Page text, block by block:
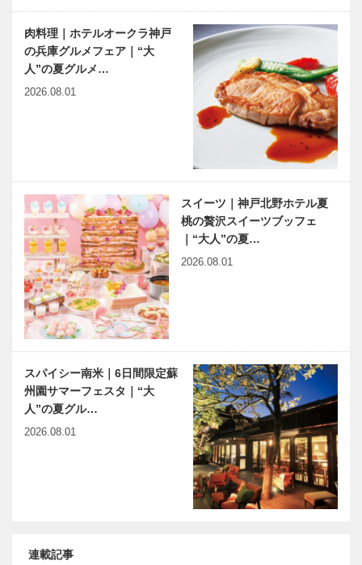
ションをつむ
ぐ レクサス
宝塚
肉料理｜ホテルオークラ神戸
の兵庫グルメフェア｜“大
人”の夏グルメ…
2026.08.01
スイーツ｜神戸北野ホテル夏
桃の贅沢スイーツブッフェ
｜“大人”の夏…
2026.08.01
スパイシー南米｜6日間限定蘇
州園サマーフェスタ｜“大
人”の夏グル…
2026.08.01
連載記事